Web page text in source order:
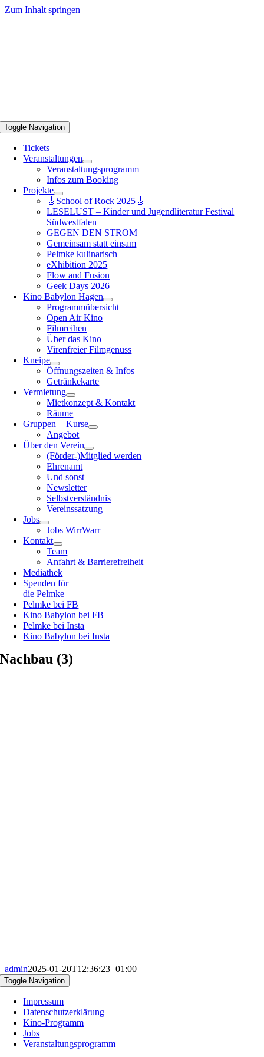
Zum Inhalt springen
Toggle Navigation
Tickets
Veranstaltungen
Veranstaltungsprogramm
Infos zum Booking
Projekte
🎸School of Rock 2025🎸
LESELUST – Kinder und Jugendliteratur Festival
Südwestfalen
GEGEN DEN STROM
Gemeinsam statt einsam
Pelmke kulinarisch
eXhibition 2025
Flow and Fusion
Geek Days 2026
Kino Babylon Hagen
Programmübersicht
Open Air Kino
Filmreihen
Über das Kino
Virenfreier Filmgenuss
Kneipe
Öffnungszeiten & Infos
Getränkekarte
Vermietung
Mietkonzept & Kontakt
Räume
Gruppen + Kurse
Angebot
Über den Verein
(Förder-)Mitglied werden
Ehrenamt
Und sonst
Newsletter
Selbstverständnis
Vereinssatzung
Jobs
Jobs WirrWarr
Kontakt
Team
Anfahrt & Barrierefreiheit
Mediathek
Spenden für
die Pelmke
Pelmke bei FB
Kino Babylon bei FB
Pelmke bei Insta
Kino Babylon bei Insta
Nachbau (3)
admin2025-01-20T12:36:23+01:00
Toggle Navigation
Impressum
Datenschutzerklärung
Kino-Programm
Jobs
Veranstaltungsprogramm